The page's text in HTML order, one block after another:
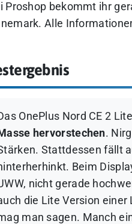
Proshop bekommt ihr
Alle
OnePlus Nord CE 2
hervorstechen.
. Stattdessen fällt
Beim
nicht gerade
die Lite Version
man sagen. Manch